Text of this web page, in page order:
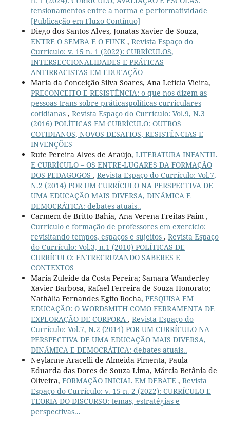
tensionamentos entre a norma e performatividade
[Publicação em Fluxo Contínuo]
Diego dos Santos Alves, Jonatas Xavier de Souza,
ENTRE O SEMBA E O FUNK , Revista Espaço do
Currículo: v. 15 n. 1 (2022): CURRÍCULOS,
INTERSECCIONALIDADES E PRÁTICAS
ANTIRRACISTAS EM EDUCAÇÃO
Maria da Conceição Silva Soares, Ana Letícia Vieira,
PRECONCEITO E RESISTÊNCIA: o que nos dizem as
pessoas trans sobre práticaspolíticas curriculares
cotidianas , Revista Espaço do Currículo: Vol.9, N.3
(2016) POLÍTICAS EM CURRÍCULO: OUTROS
COTIDIANOS, NOVOS DESAFIOS, RESISTÊNCIAS E
INVENÇÕES
Rute Pereira Alves de Araújo, LITERATURA INFANTIL
E CURRÍCULO – OS ENTRE-LUGARES DA FORMAÇÃO
DOS PEDAGOGOS , Revista Espaço do Currículo: Vol.7,
N.2 (2014) POR UM CURRÍCULO NA PERSPECTIVA DE
UMA EDUCAÇÃO MAIS DIVERSA, DINÂMICA E
DEMOCRÁTICA: debates atuais..
Carmem de Britto Bahia, Ana Verena Freitas Paim ,
Currículo e formação de professores em exercício:
revisitando tempos, espaços e sujeitos , Revista Espaço
do Currículo: Vol.3, n.1 (2010) POLÍTICAS DE
CURRÍCULO: ENTRECRUZANDO SABERES E
CONTEXTOS
Maria Zuleide da Costa Pereira; Samara Wanderley
Xavier Barbosa, Rafael Ferreira de Souza Honorato;
Nathália Fernandes Egito Rocha, PESQUISA EM
EDUCAÇÃO: O WORDSMITH COMO FERRAMENTA DE
EXPLORAÇÃO DE CORPORA , Revista Espaço do
Currículo: Vol.7, N.2 (2014) POR UM CURRÍCULO NA
PERSPECTIVA DE UMA EDUCAÇÃO MAIS DIVERSA,
DINÂMICA E DEMOCRÁTICA: debates atuais..
Neylanne Aracelli de Almeida Pimenta, Paula
Eduarda das Dores de Souza Lima, Márcia Betânia de
Oliveira, FORMAÇÃO INICIAL EM DEBATE , Revista
Espaço do Currículo: v. 15 n. 2 (2022): CURRÍCULO E
TEORIA DO DISCURSO: temas, estratégias e
perspectivas...